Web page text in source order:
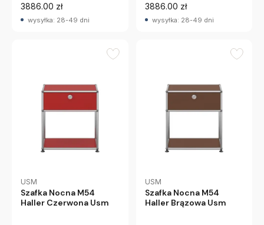
3886.00 zł
wysyłka: 28-49 dni
3886.00 zł
wysyłka: 28-49 dni
USM
Szafka Nocna M54
Haller Czerwona Usm
USM
Szafka Nocna M54
Haller Brązowa Usm